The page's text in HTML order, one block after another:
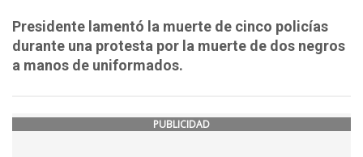
Presidente lamentó la muerte de cinco policías
durante una protesta por la muerte de dos negros
a manos de uniformados.
PUBLICIDAD